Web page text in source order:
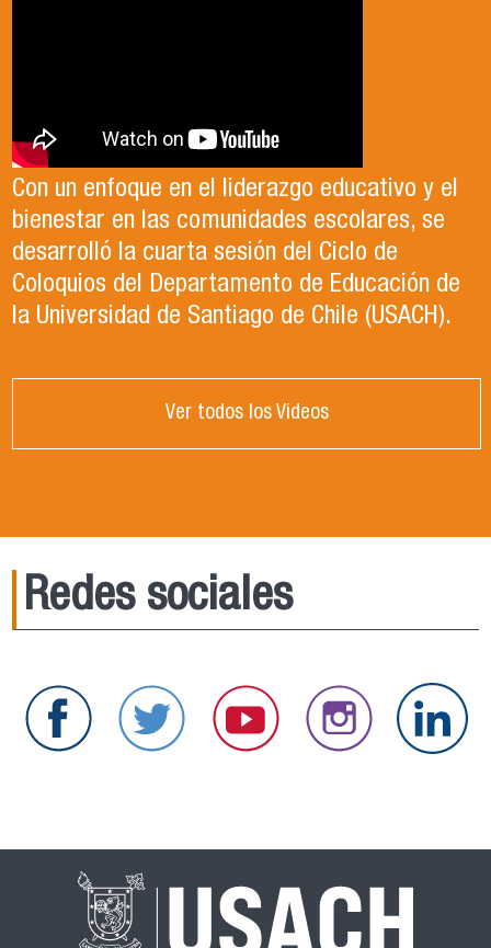
Con un enfoque en el liderazgo educativo y el
bienestar en las comunidades escolares, se
desarrolló la cuarta sesión del Ciclo de
Coloquios del Departamento de Educación de
la Universidad de Santiago de Chile (USACH).
Ver todos los Videos
Redes sociales